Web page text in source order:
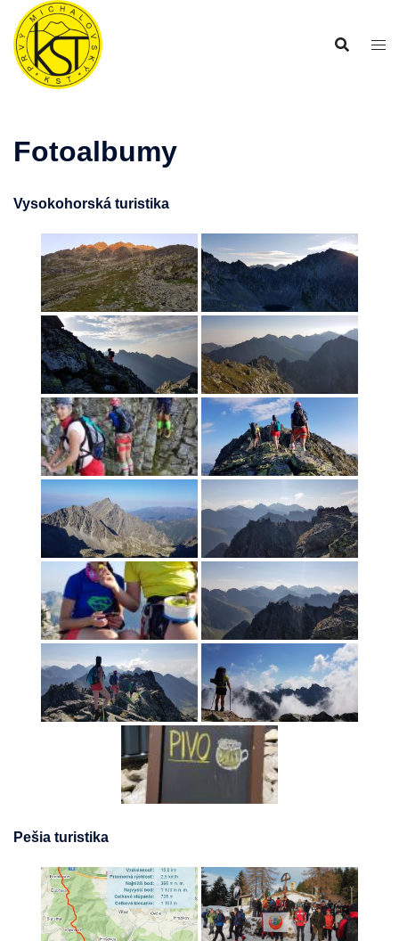
Preskočiť
obsah
Fotoalbumy
Vysokohorská turistika
Pešia turistika